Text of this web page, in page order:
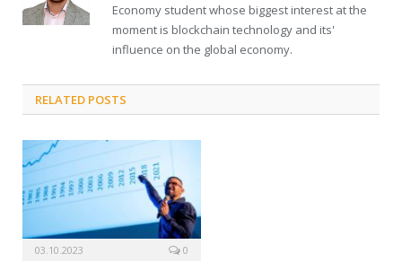
Economy student whose biggest interest at the
moment is blockchain technology and its'
influence on the global economy.
RELATED POSTS
03.10.2023 0